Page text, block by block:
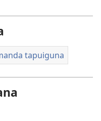
tapuiguna